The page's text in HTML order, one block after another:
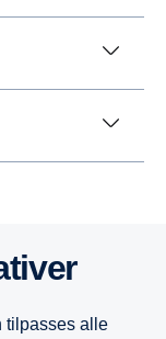
tilpasses alle